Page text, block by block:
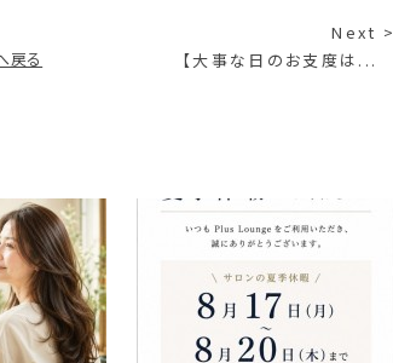
戻る
Next >
【大事な日のお支度は...